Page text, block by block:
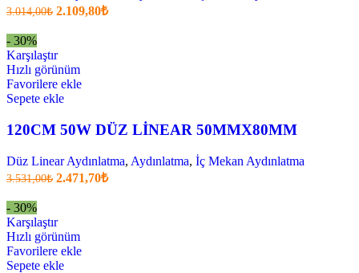
3.014,00₺ Orijinal
2.109,80₺Şu
- 30%
Karşılaştır
Hızlı görünüm
Favorilere ekle
Sepete ekle
120CM 50W DÜZ LİNEAR 50MMX80MM
Düz Linear Aydınlatma, Aydınlatma, İç Mekan Aydınlatma
3.531,00₺ Orijinal
2.471,70₺Şu
- 30%
Karşılaştır
Hızlı görünüm
Favorilere ekle
Sepete ekle